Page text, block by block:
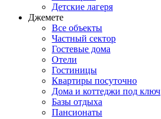
Детские лагеря
Джемете
Все объекты
Частный сектор
Гостевые дома
Отели
Гостиницы
Квартиры посуточно
Дома и коттеджи под ключ
Базы отдыха
Пансионаты